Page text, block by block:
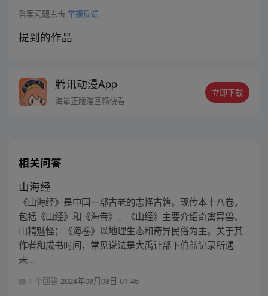
答案问题点击 举报反馈
提到的作品
腾讯动漫App
海量正版漫画畅快看
立即下载
相关问答
山海经
《山海经》是中国一部古老的志怪古籍。现传本十八卷，
包括《山经》和《海卷》。《山经》主要介绍奇禽异兽、
山精魅怪；《海卷》以地理生态和奇异民俗为主。关于其
作者和成书时间，常见说法是大禹让部下伯益记录所遇
未...
1 个回答 2024年08月08日 01:45